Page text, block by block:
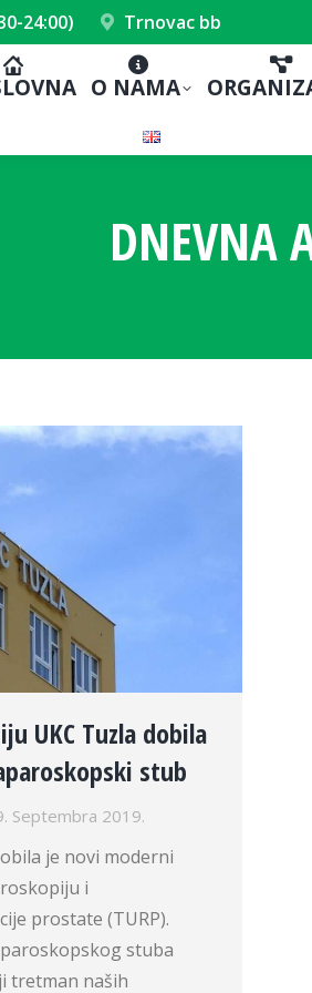
24:00) Trnovac bb
O NAMA
DNEVNA
UKC Tuzla dobila
stub
Septembra 2019.
je novi moderni
i
prostate (TURP).
stuba
tretman naših